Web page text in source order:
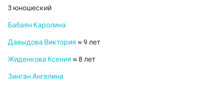
3 юношеский
Бабаян Каролина
Давыдова Виктория ≈ 9 лет
Жиденкова Ксения ≈ 8 лет
Зинган Ангелина